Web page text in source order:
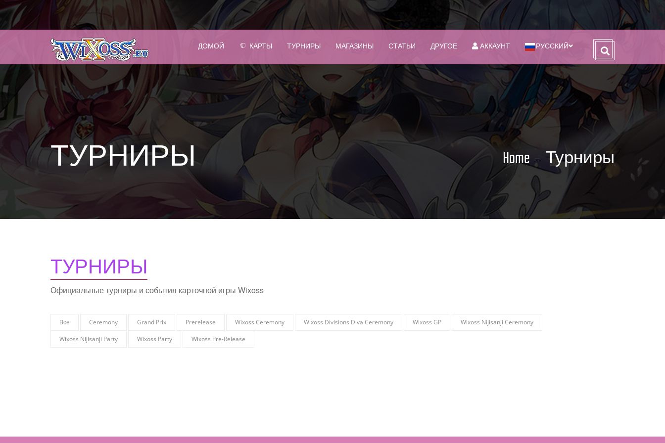
ДОМОЙ КАРТЫ ТУРНИРЫ МАГАЗИНЫ СТАТЬИ ДРУГОЕ АККАУНТ РУССКИЙ
ТУРНИРЫ Home Турниры
ТУРНИРЫ
Официальные турниры и события карточной игры Wixoss
Все Ceremony Grand Prix Prerelease Wixoss Ceremony Wixoss Divisions Diva Ceremony Wixoss GP
Wixoss Nijisanji Ceremony
Wixoss Nijisanji Party
Wixoss Party Wixoss Pre-Release